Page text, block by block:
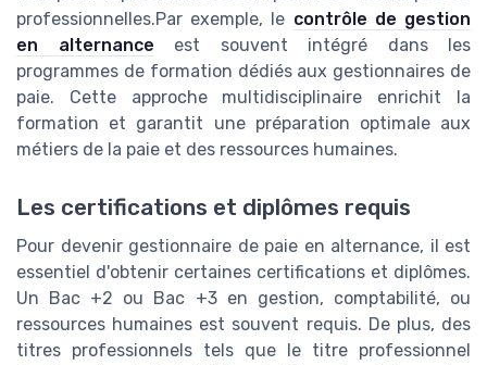
professionnelles.Par exemple, le contrôle de gestion
en alternance est souvent intégré dans les
programmes de formation dédiés aux gestionnaires de
paie. Cette approche multidisciplinaire enrichit la
formation et garantit une préparation optimale aux
métiers de la paie et des ressources humaines.
Les certifications et diplômes requis
Pour devenir gestionnaire de paie en alternance, il est
essentiel d'obtenir certaines certifications et diplômes.
Un Bac +2 ou Bac +3 en gestion, comptabilité, ou
ressources humaines est souvent requis. De plus, des
titres professionnels tels que le titre professionnel